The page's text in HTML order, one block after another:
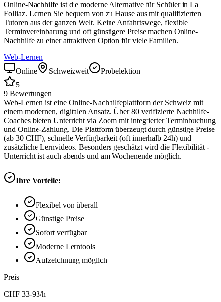
Online-Nachhilfe ist die moderne Alternative für Schüler in La
Folliaz. Lernen Sie bequem von zu Hause aus mit qualifizierten
Tutoren aus der ganzen Welt. Keine Anfahrtswege, flexible
Terminvereinbarung und oft günstigere Preise machen Online-
Nachhilfe zu einer attraktiven Option für viele Familien.
Web-Lernen
Online
Schweizweit
Probelektion
5
9 Bewertungen
Web-Lernen ist eine Online-Nachhilfeplattform der Schweiz mit
einem modernen, digitalen Ansatz. Über 80 verifizierte Nachhilfe-
Coaches bieten Unterricht via Zoom mit integrierter Terminbuchung
und Online-Zahlung. Die Plattform überzeugt durch günstige Preise
(ab 30 CHF), schnelle Verfügbarkeit (oft innerhalb 24h) und
zusätzliche Lernvideos. Besonders geschätzt wird die Flexibilität -
Unterricht ist auch abends und am Wochenende möglich.
Ihre Vorteile:
Flexibel von überall
Günstige Preise
Sofort verfügbar
Moderne Lerntools
Aufzeichnung möglich
Preis
CHF 33-93/h